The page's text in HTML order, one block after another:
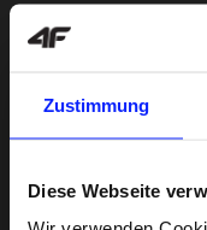
Zustimmung
Diese Webseite